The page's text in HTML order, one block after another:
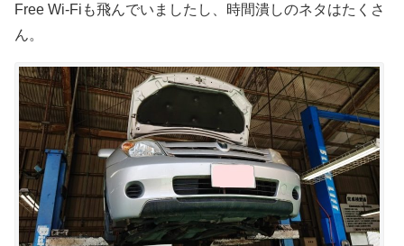
Free Wi-Fiも飛んでいましたし、時間潰しのネタはたくさ
ん。